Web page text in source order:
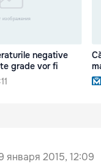
negative
grade vor fi
января 2015, 12:09